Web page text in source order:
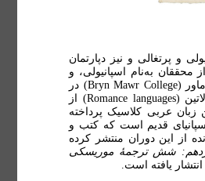
و پرتغالی و نیز دپارتمان
محققان به‌نام اسپانیولی، و
مادرش مترجمی آمریکایی بودند. لیسانس خود را در 1965 از کالج برین ماور (Bryn Mawr College) در
فیلادلفیا و دکترای‌اش را در سال 1974 در زمینۀ زبان‌های رومی‌تبار یا لاتین (Romance languages) از
زبان عربی کلاسیک پرداخته
قدیم است که کتب و
از این دوران منتشر کرده
شش ترجمۀ موریسكی